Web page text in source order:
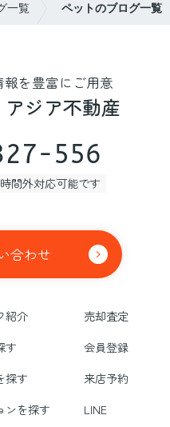
一覧 ペットのブログ一覧
を豊富にご用意
ジア不動産
556
間外対応可能です
合わせ
紹介
売却査定
す
会員登録
探す
来店予約
ンを探す LINE